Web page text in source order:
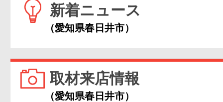
新着ニュース
（愛知県春日井市）
取材来店情報
（愛知県春日井市）